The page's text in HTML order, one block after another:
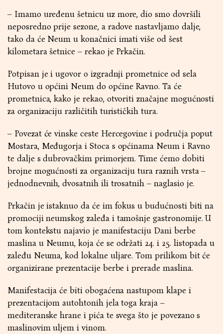
– Imamo uređenu šetnicu uz more, dio smo dovršili
neposredno prije sezone, a radove nastavljamo dalje,
tako da će Neum u konačnici imati više od šest
kilometara šetnice – rekao je Prkačin.
Potpisan je i ugovor o izgradnji prometnice od sela
Hutovo u općini Neum do općine Ravno. Ta će
prometnica, kako je rekao, otvoriti značajne mogućnosti
za organizaciju različitih turističkih tura.
– Povezat će vinske ceste Hercegovine i područja poput
Mostara, Međugorja i Stoca s općinama Neum i Ravno
te dalje s dubrovačkim primorjem. Time ćemo dobiti
brojne mogućnosti za organizaciju tura raznih vrsta –
jednodnevnih, dvosatnih ili trosatnih – naglasio je.
Prkačin je istaknuo da će im fokus u budućnosti biti na
promociji neumskog zaleđa i tamošnje gastronomije. U
tom kontekstu najavio je manifestaciju Dani berbe
maslina u Neumu, koja će se održati 24. i 25. listopada u
zaleđu Neuma, kod lokalne uljare. Tom prilikom bit će
organizirane prezentacije berbe i prerade maslina.
Manifestacija će biti obogaćena nastupom klape i
prezentacijom autohtonih jela toga kraja –
mediteranske hrane i pića te svega što je povezano s
maslinovim uljem i vinom.